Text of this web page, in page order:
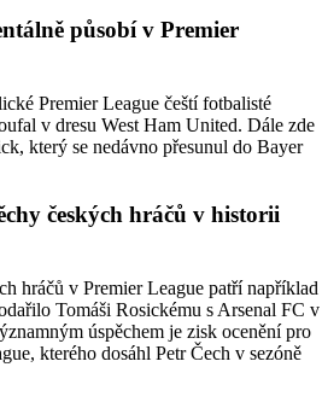
působí v Premier
Premier League čeští fotbalisté
v dresu West Ham United. Dále zde
který se nedávno přesunul do Bayer
českých hráčů v historii
hráčů v Premier League patří například
Tomáši Rosickému s Arsenal FC v
úspěchem je zisk ocenění pro
kterého dosáhl Petr Čech v sezóně